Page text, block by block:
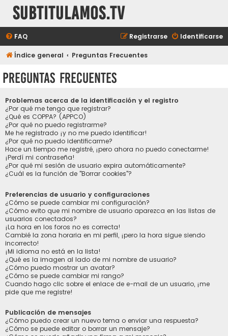
subtitulamos.tv
FAQ Identificarse
Registrarse
Índice general Preguntas Frecuentes
Preguntas Frecuentes
Problemas acerca de la identificación y el registro
¿Por qué me tengo que registrar?
¿Qué es COPPA? (APPCO)
¿Por qué no puedo registrarme?
Me he registrado ¡y no me puedo identificar!
¿Por qué no puedo identificarme?
Hace un tiempo me registré, ¡pero ahora no puedo conectarme!
¡Perdí mi contraseña!
¿Por qué mi sesión de usuario expira automáticamente?
¿Cuál es la función de "Borrar cookies"?
Preferencias de usuario y configuraciones
¿Cómo se puede cambiar mi configuración?
¿Cómo evito que mi nombre de usuario aparezca en las listas de
usuarios conectados?
¡La hora en los foros no es correcta!
Cambié la zona horaria en mi perfil, ¡pero la hora sigue siendo
incorrecto!
¡Mi idioma no está en la lista!
¿Qué es la imagen al lado de mi nombre de usuario?
¿Cómo puedo mostrar un avatar?
¿Cómo se puede cambiar mi rango?
Cuando hago clic sobre el enlace de e-mail de un usuario, ¡me
pide que me registre!
Publicación de mensajes
¿Cómo puedo crear un nuevo tema o enviar una respuesta?
¿Cómo se puede editar o borrar un mensaje?